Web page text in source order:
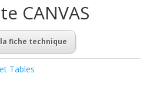
CANVAS
fiche technique
Tables